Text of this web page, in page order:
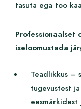
tasuta ega too
Professionaalset
iseloomustada
Teadlikkus –
tugevustest
eesmärkidest